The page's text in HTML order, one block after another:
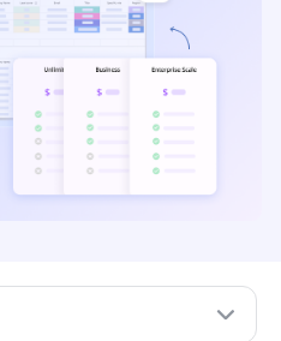
e para quem ele foi
do Monday CRM
CRM em
frequentemente
no Monday CRM